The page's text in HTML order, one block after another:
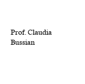
Prof. Claudia
Bussian